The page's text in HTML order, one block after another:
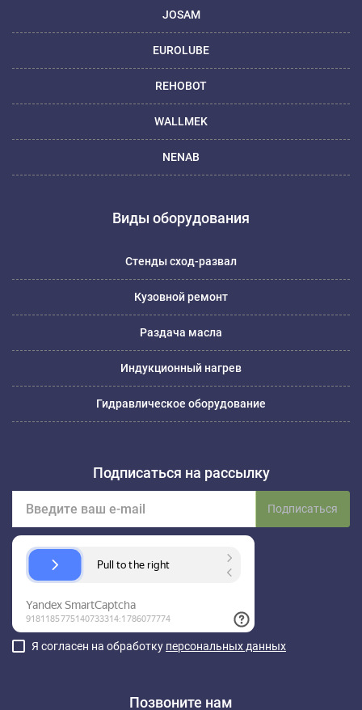
JOSAM
EUROLUBE
REHOBOT
WALLMEK
NENAB
Виды оборудования
Стенды сход-развал
Кузовной ремонт
Раздача масла
Индукционный нагрев
Гидравлическое оборудование
Подписаться на рассылку
Подписаться
Я согласен на обработку персональных данных
Позвоните нам